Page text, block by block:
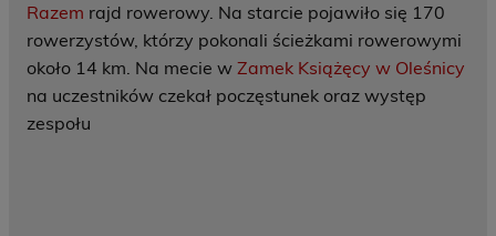
Razem rajd rowerowy. Na starcie pojawiło się 170
rowerzystów, którzy pokonali ścieżkami rowerowymi
około 14 km. Na mecie w Zamek Książęcy w Oleśnicy
na uczestników czekał poczęstunek oraz występ
zespołu